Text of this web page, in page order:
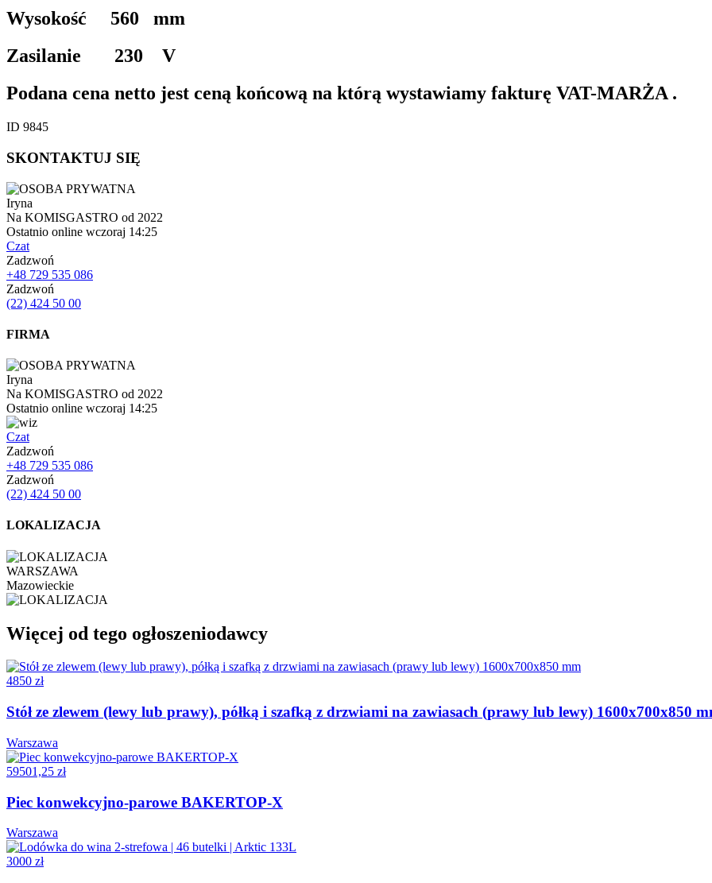
Wysokość 560 mm
Zasilanie 230 V
Podana cena netto jest ceną końcową na którą wystawiamy fakturę VAT-MARŻA .
ID 9845
SKONTAKTUJ SIĘ
Iryna
Na KOMISGASTRO od 2022
Ostatnio online wczoraj 14:25
Czat
Zadzwoń
+48 729 535 086
Zadzwoń
(22) 424 50 00
FIRMA
Iryna
Na KOMISGASTRO od 2022
Ostatnio online wczoraj 14:25
Czat
Zadzwoń
+48 729 535 086
Zadzwoń
(22) 424 50 00
LOKALIZACJA
WARSZAWA
Mazowieckie
Więcej od tego ogłoszeniodawcy
4850 zł
Stół ze zlewem (lewy lub prawy), półką i szafką z drzwiami na zawiasach (prawy lub lewy) 1600x700x850
Warszawa
59501,25 zł
Piec konwekcyjno-parowe BAKERTOP-X
Warszawa
3000 zł